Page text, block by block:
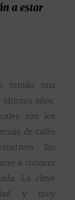
a estar
tenido una
años.
son los
de cafés
Sin
a conocer
La clave
y muy